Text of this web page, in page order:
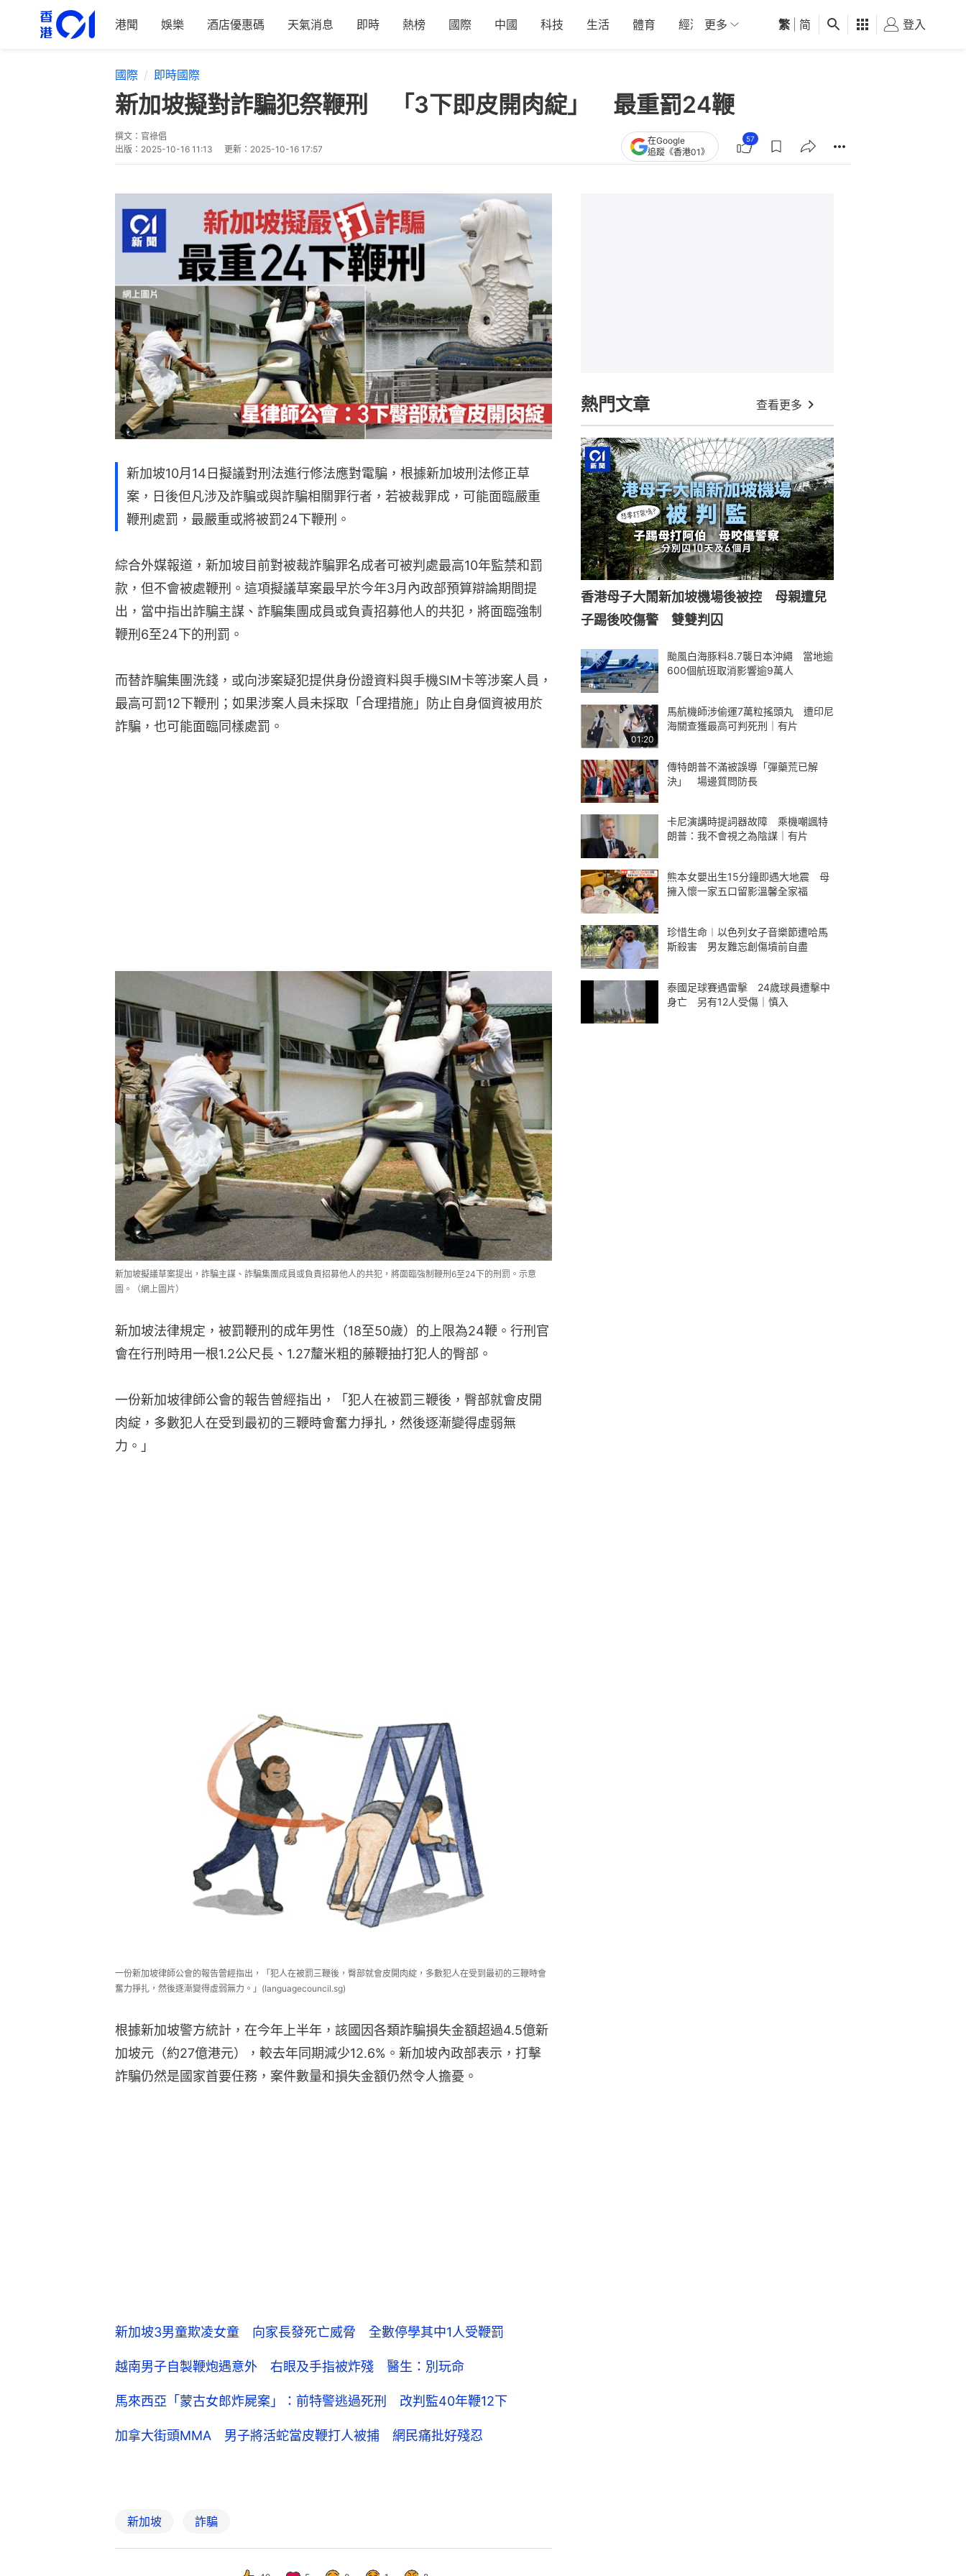
港聞 娛樂 酒店優惠碼 天氣消息 即時 熱榜 國際 中國 科技 生活 體育 經濟 01深圳 觀點 健康 好食玩飛
更多 繁 简 登入
國際 即時國際
新加坡擬對詐騙犯祭鞭刑 「3下即皮開肉綻」 最重罰24鞭
撰文： 官祿倡
出版： 2025-10-16 11:13 更新： 2025-10-16 17:57
在Google
追蹤《香港01》
57
新加坡10月14日擬議對刑法進行修法應對電騙，根據新加坡刑法修正草
案，日後但凡涉及詐騙或與詐騙相關罪行者，若被裁罪成，可能面臨嚴重
鞭刑處罰，最嚴重或將被罰24下鞭刑。
綜合外媒報道，新加坡目前對被裁詐騙罪名成者可被判處最高10年監禁和罰
款，但不會被處鞭刑。這項擬議草案最早於今年3月內政部預算辯論期間提
出，當中指出詐騙主謀、詐騙集團成員或負責招募他人的共犯，將面臨強制
鞭刑6至24下的刑罰。
而替詐騙集團洗錢，或向涉案疑犯提供身份證資料與手機SIM卡等涉案人員，
最高可罰12下鞭刑；如果涉案人員未採取「合理措施」防止自身個資被用於
詐騙，也可能面臨同樣處罰。
新加坡擬議草案提出，詐騙主謀、詐騙集團成員或負責招募他人的共犯，將面臨強制鞭刑6至24下的刑罰。示意
圖。（網上圖片）
新加坡法律規定，被罰鞭刑的成年男性（18至50歲）的上限為24鞭。行刑官
會在行刑時用一根1.2公尺長、1.27釐米粗的藤鞭抽打犯人的臀部。
一份新加坡律師公會的報告曾經指出，「犯人在被罰三鞭後，臀部就會皮開
肉綻，多數犯人在受到最初的三鞭時會奮力掙扎，然後逐漸變得虛弱無
力。」
一份新加坡律師公會的報告曾經指出，「犯人在被罰三鞭後，臀部就會皮開肉綻，多數犯人在受到最初的三鞭時會
奮力掙扎，然後逐漸變得虛弱無力。」(languagecouncil.sg)
根據新加坡警方統計，在今年上半年，該國因各類詐騙損失金額超過4.5億新
加坡元（約27億港元），較去年同期減少12.6%。新加坡內政部表示，打擊
詐騙仍然是國家首要任務，案件數量和損失金額仍然令人擔憂。
新加坡3男童欺凌女童 向家長發死亡威脅 全數停學其中1人受鞭罰
越南男子自製鞭炮遇意外 右眼及手指被炸殘 醫生：別玩命
馬來西亞「蒙古女郎炸屍案」：前特警逃過死刑 改判監40年鞭12下
加拿大街頭MMA 男子將活蛇當皮鞭打人被捕 網民痛批好殘忍
新加坡 詐騙
熱門文章 查看更多
香港母子大鬧新加坡機場後被控 母親遭兒
子踢後咬傷警 雙雙判囚
颱風白海豚料8.7襲日本沖繩 當地逾
600個航班取消影響逾9萬人
01:20
馬航機師涉偷運7萬粒搖頭丸 遭印尼
海關查獲最高可判死刑｜有片
傳特朗普不滿被誤導「彈藥荒已解
決」 場邊質問防長
卡尼演講時提詞器故障 乘機嘲諷特
朗普：我不會視之為陰謀｜有片
熊本女嬰出生15分鐘即遇大地震 母
擁入懷一家五口留影溫馨全家福
珍惜生命︱以色列女子音樂節遭哈馬
斯殺害 男友難忘創傷墳前自盡
泰國足球賽遇雷擊 24歲球員遭擊中
身亡 另有12人受傷｜慎入